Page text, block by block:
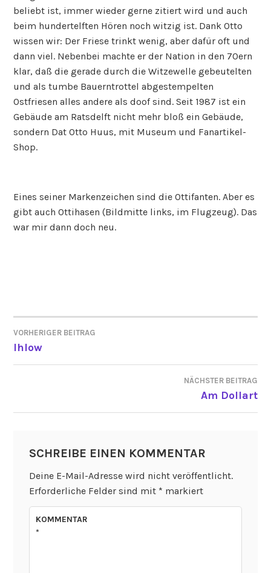
beliebt ist, immer wieder gerne zitiert wird und auch
beim hundertelften Hören noch witzig ist. Dank Otto
wissen wir: Der Friese trinkt wenig, aber dafür oft und
dann viel. Nebenbei machte er der Nation in den 70ern
klar, daß die gerade durch die Witzewelle gebeutelten
und als tumbe Bauerntrottel abgestempelten
Ostfriesen alles andere als doof sind. Seit 1987 ist ein
Gebäude am Ratsdelft nicht mehr bloß ein Gebäude,
sondern Dat Otto Huus, mit Museum und Fanartikel-
Shop.
Eines seiner Markenzeichen sind die Ottifanten. Aber es
gibt auch Ottihasen (Bildmitte links, im Flugzeug). Das
war mir dann doch neu.
BEITRAGSNAVIGATION
VORHERIGER BEITRAG
Ihlow
NÄCHSTER BEITRAG
Am Dollart
SCHREIBE EINEN KOMMENTAR
Deine E-Mail-Adresse wird nicht veröffentlicht.
Erforderliche Felder sind mit * markiert
KOMMENTAR
*